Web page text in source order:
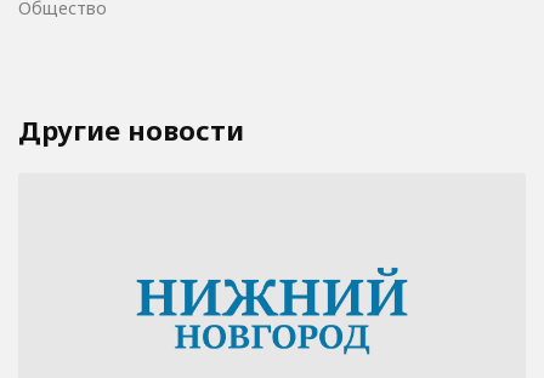
Общество
Другие новости